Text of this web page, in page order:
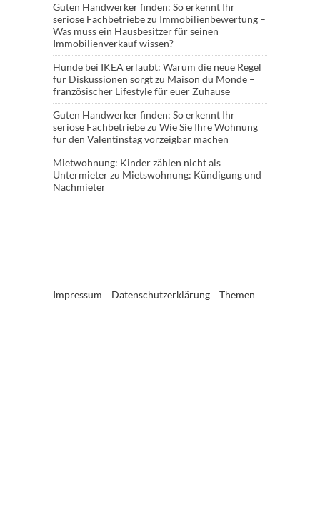
Guten Handwerker finden: So erkennt Ihr
seriöse Fachbetriebezu Immobilienbewertung –
Was muss ein Hausbesitzer für seinen
Immobilienverkauf wissen?
Hunde bei IKEA erlaubt: Warum die neue Regel
für Diskussionen sorgtzu Maison du Monde –
französischer Lifestyle für euer Zuhause
Guten Handwerker finden: So erkennt Ihr
seriöse Fachbetriebezu Wie Sie Ihre Wohnung
für den Valentinstag vorzeigbar machen
Mietwohnung: Kinder zählen nicht als
Untermieterzu Mietswohnung: Kündigung und
Nachmieter
Impressum Datenschutzerklärung Themen